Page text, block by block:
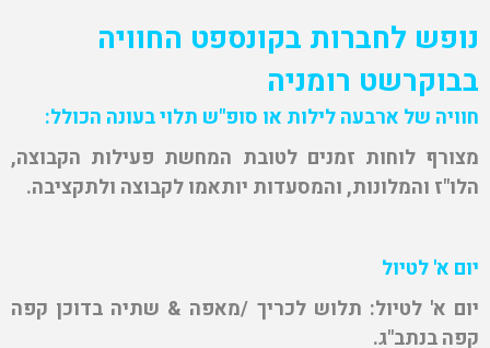
נופש לחברות בקונספט החוויה
בבוקרשט רומניה
חוויה של ארבעה לילות או סופ"ש תלוי בעונה הכולל:
מצורף לוחות זמנים לטובת המחשת פעילות הקבוצה,
הלו"ז והמלונות, והמסעדות יותאמו לקבוצה ולתקציבה.
יום א' לטיול
יום א' לטיול: תלוש לכריך /מאפה & שתיה בדוכן קפה
קפה בנתב"ג.